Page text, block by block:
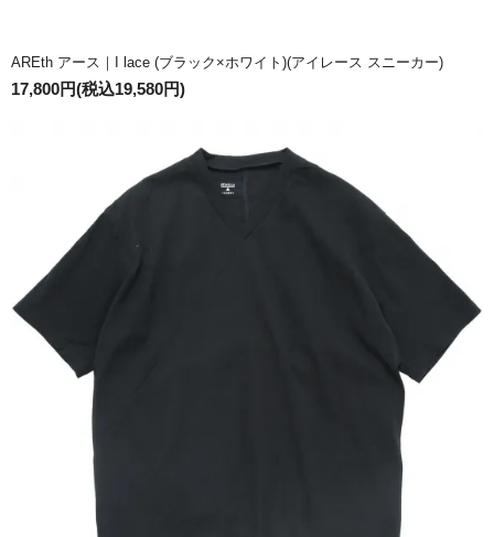
AREth アース｜I lace (ブラック×ホワイト)(アイレース スニーカー)
17,800円(税込19,580円)